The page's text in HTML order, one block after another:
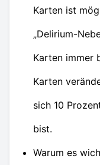
Karten ist
„Delirium-
Karten immer
Karten
sich 10
bist.
Warum es